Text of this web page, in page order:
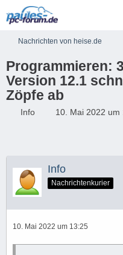
Nachrichten von heise.de
Programmieren:
Version 12.1
Zöpfe ab
Info 10. Mai 2022 um
Info
Nachrichtenkurier
10. Mai 2022 um 13:25